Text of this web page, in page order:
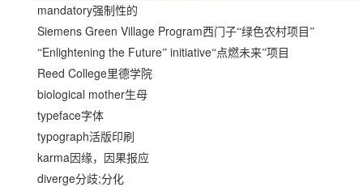
mandatory强制性的
Siemens Green Village Program西门子“绿色农村项目”
“Enlightening the Future” initiative“点燃未来”项目
Reed College里德学院
biological mother生母
typeface字体
typograph活版印刷
karma 因缘，因果报应
diverge分歧;分化